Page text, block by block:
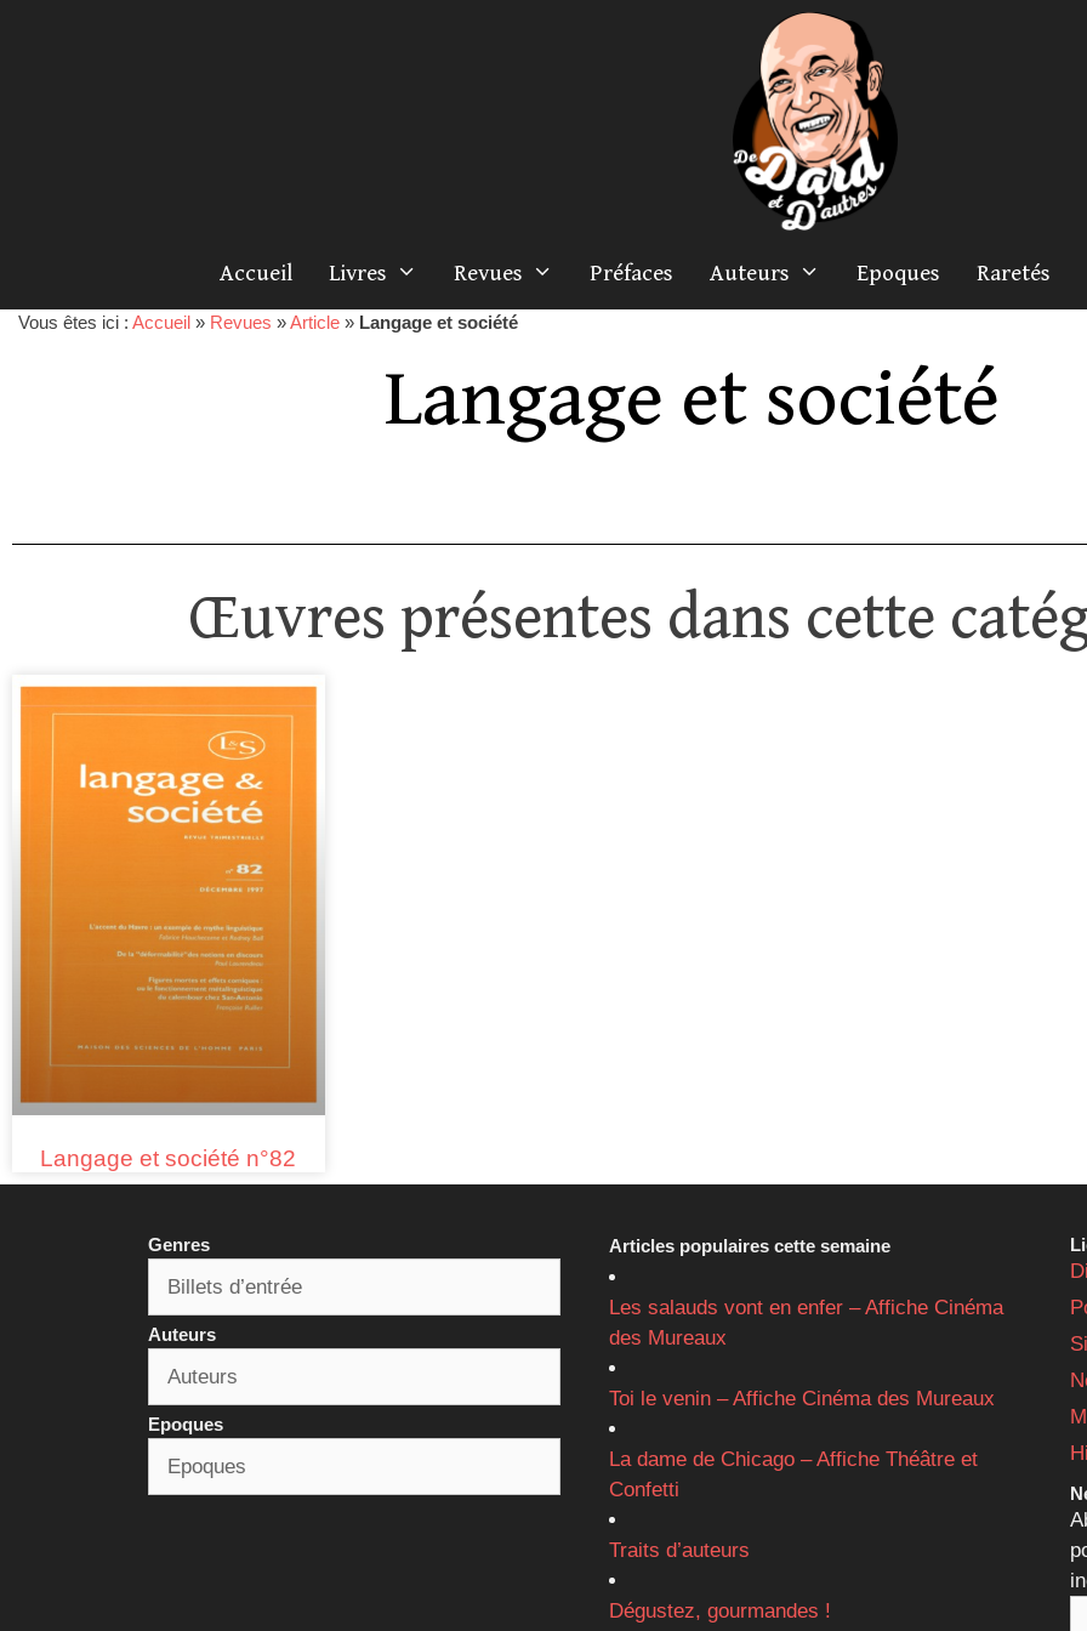
Accueil Livres Revues Préfaces Auteurs Epoques Raretés
Vous êtes ici : Accueil » Revues »Article » Langage et société
Langage et société
Œuvres présentes dans cette
Langage et société n°82
Genres
Auteurs
Epoques
Articles populaires cette semaine
Les salauds vont en enfer – Affiche Cinéma
des Mureaux
Toi le venin – Affiche Cinéma des Mureaux
La dame de Chicago – Affiche Théâtre et
Confetti
Traits d’auteurs
Dégustez, gourmandes !